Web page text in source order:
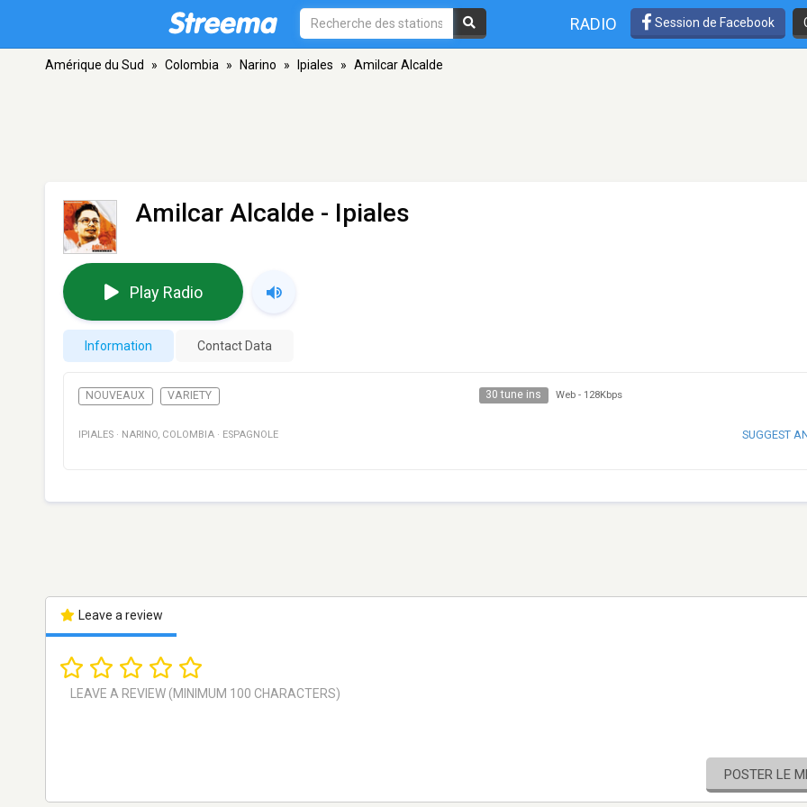
RADIO Session de Facebook
Amérique du Sud » Colombia » Narino » Ipiales » Amilcar Alcalde
Amilcar Alcalde - Ipiales
Play Radio
Information Contact Data
NOUVEAUX VARIETY 30 tune ins Web - 128Kbps
IPIALES · NARINO, COLOMBIA · ESPAGNOLE SUGGEST
Leave a review
POSTER LE